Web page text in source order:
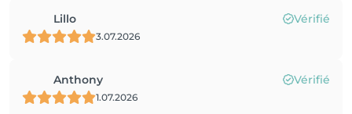
Lillo Vérifié
3.07.2026
Anthony Vérifié
1.07.2026